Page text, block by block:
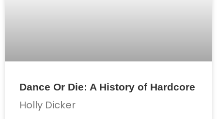
Dance Or Die: A History of Hardcore
Holly Dicker